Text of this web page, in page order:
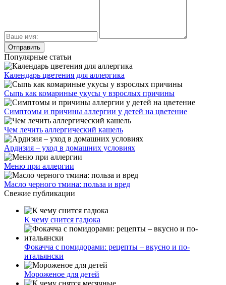
Популярные статьи
Календарь цветения для аллергика
Сыпь как комариные укусы у взрослых причины
Симптомы и причины аллергии у детей на цветение
Чем лечить аллергический кашель
Ардизия – уход в домашних условиях
Меню при аллергии
Масло черного тмина: польза и вред
Свежие публикации
К чему снится гадюка
Фокачча с помидорами: рецепты – вкусно и по-
итальянски
Мороженое для детей